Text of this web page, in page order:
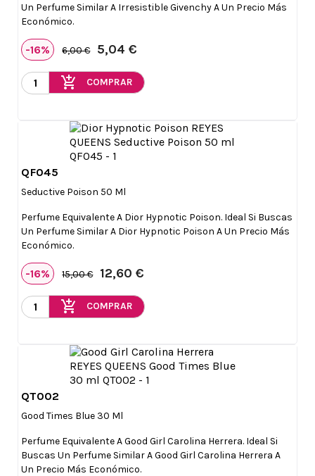
Un Perfume Similar A Irresistible Givenchy A Un Precio Más
Económico.
-16% 6,00 € 5,04 €
add_shopping_cart COMPRAR
QF045
Seductive Poison 50 Ml
Perfume Equivalente A Dior Hypnotic Poison. Ideal Si Buscas
Un Perfume Similar A Dior Hypnotic Poison A Un Precio Más
Económico.
-16% 15,00 € 12,60 €
add_shopping_cart COMPRAR
QT002
Good Times Blue 30 Ml
Perfume Equivalente A Good Girl Carolina Herrera. Ideal Si
Buscas Un Perfume Similar A Good Girl Carolina Herrera A
Un Precio Más Económico.